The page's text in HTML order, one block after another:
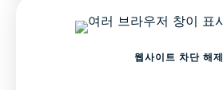
웹사이트 차단 해제